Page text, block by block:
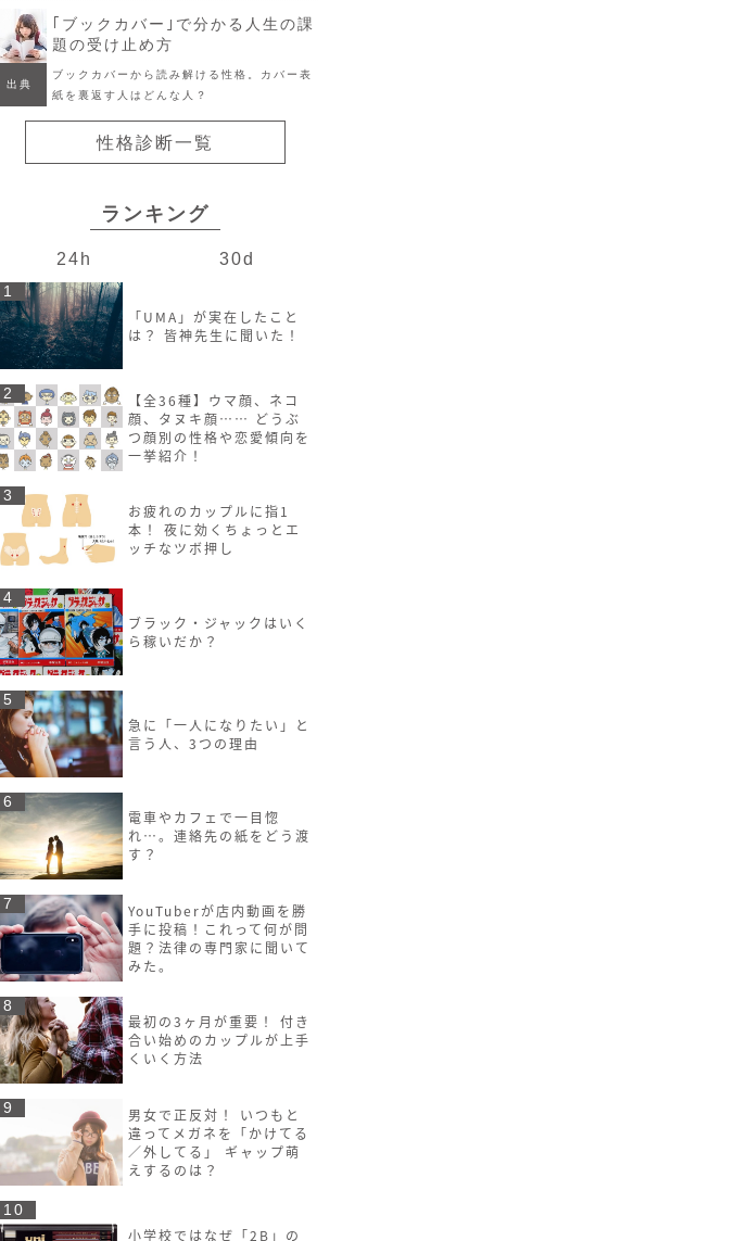
｢ブックカバー｣で分かる人生の課
題の受け止め方
出典
ブックカバーから読み解ける性格。カバー表
紙を裏返す人はどんな人？
性格診断一覧
ランキング
24h 30d
1
「UMA」が実在したこと
は？ 皆神先生に聞いた！
2
【全36種】ウマ顔、ネコ
顔、タヌキ顔…… どうぶ
つ顔別の性格や恋愛傾向を
一挙紹介！
3
お疲れのカップルに指1
本！ 夜に効くちょっとエ
ッチなツボ押し
4
ブラック・ジャックはいく
ら稼いだか？
5
急に「一人になりたい」と
言う人、3つの理由
6
電車やカフェで一目惚
れ…。連絡先の紙をどう渡
す？
7
YouTuberが店内動画を勝
手に投稿！これって何が問
題？法律の専門家に聞いて
みた。
8
最初の3ヶ月が重要！ 付き
合い始めのカップルが上手
くいく方法
9
男女で正反対！ いつもと
違ってメガネを「かけてる
／外してる」 ギャップ萌
えするのは？
10
小学校ではなぜ「2B」の